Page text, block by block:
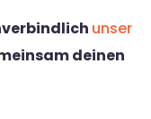
unser
deinen